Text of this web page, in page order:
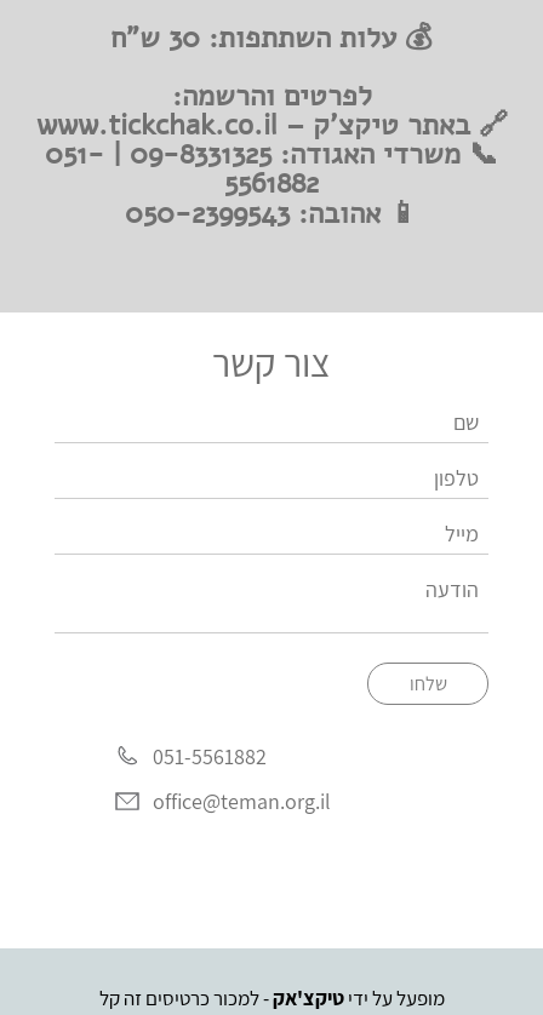
💰 עלות השתתפות: 30 ש"ח
לפרטים והרשמה:
🔗 באתר טיקצ'ק – www.tickchak.co.il
📞 משרדי האגודה: 09-8331325 | 051-
5561882
📱 אהובה: 050-2399543
צור קשר
שלחו
051-5561882
office@teman.org.il
מופעל על ידיטיקצ'אק- למכור כרטיסים זה קל